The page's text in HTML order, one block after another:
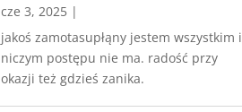
cze 3, 2025|
jakoś zamotasupłąny jestem wszystkim i
niczym postępu nie ma. radość przy
okazji też gdzieś zanika.